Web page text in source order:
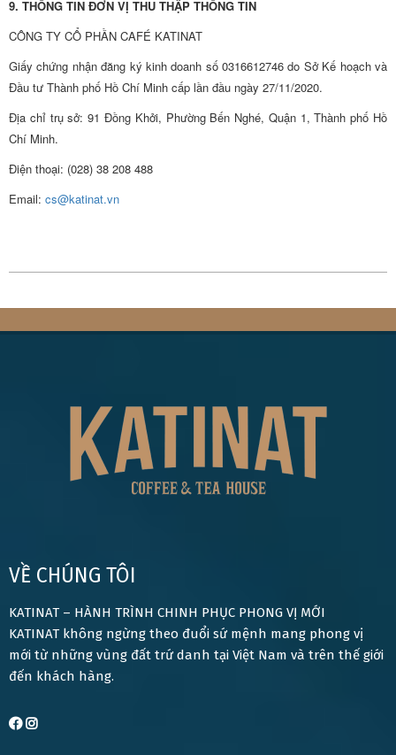
9. THÔNG TIN ĐƠN VỊ THU THẬP THÔNG TIN
CÔNG TY CỔ PHẦN CAFÉ KATINAT
Giấy chứng nhận đăng ký kinh doanh số 0316612746 do Sở Kế hoạch và
Đầu tư Thành phố Hồ Chí Minh cấp lần đầu ngày 27/11/2020.
Địa chỉ trụ sở: 91 Đồng Khởi, Phường Bến Nghé, Quận 1, Thành phố Hồ
Chí Minh.
Điện thoại: (028) 38 208 488
Email: cs@katinat.vn
VỀ CHÚNG TÔI
KATINAT – HÀNH TRÌNH CHINH PHỤC PHONG VỊ MỚI
KATINAT không ngừng theo đuổi sứ mệnh mang phong vị
mới từ những vùng đất trứ danh tại Việt Nam và trên thế giới
đến khách hàng.